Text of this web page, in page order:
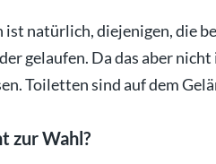
ist natürlich, diejenigen, die
gelaufen. Da das aber
Toiletten sind auf dem
zur Wahl?